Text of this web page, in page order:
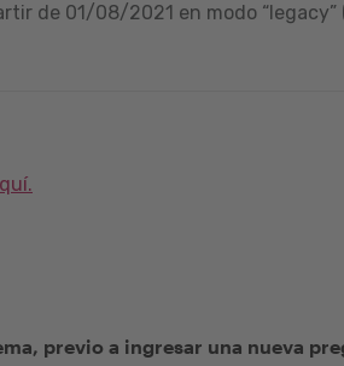
de 01/08/2021 en modo “legacy”
previo a ingresar una nueva